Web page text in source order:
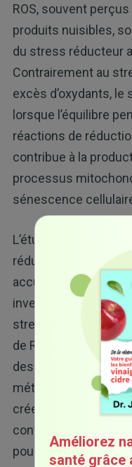
ROS, souvent
produits nuisibles,
du stress réducteur
Contrairement au
excès d’oxydants,
lorsque l’équilibre
réactions de
contribue à la
processus
sénescence
L’étude a également
réduit le ratio FAD/
accumulation
inverse. Ce
stress réducteur,
de ROS. Il affecte
des mitochondries,
métabolique. Le flux
crée ainsi un cercle
continuellement le
poussant les
Améliorez
santé grâce